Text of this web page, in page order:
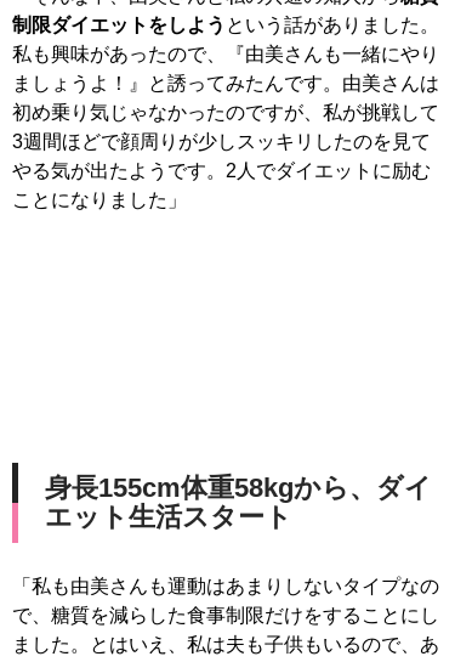
制限ダイエットをしよう という話がありました。
私も興味があったので、『由美さんも一緒にやり
ましょうよ！』と誘ってみたんです。由美さんは
初め乗り気じゃなかったのですが、私が挑戦して
3週間ほどで顔周りが少しスッキリしたのを見て
やる気が出たようです。2人でダイエットに励む
ことになりました」
身長155cm体重58kgから、ダイ
エット生活スタート
「私も由美さんも運動はあまりしないタイプなの
で、糖質を減らした食事制限だけをすることにし
ました。とはいえ、私は夫も子供もいるので、あ